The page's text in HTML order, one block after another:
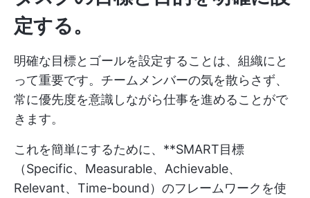
定する。
明確な目標とゴールを設定することは、組織にと
って重要です。チームメンバーの気を散らさず、
常に優先度を意識しながら仕事を進めることがで
きます。
これを簡単にするために、**SMART目標
（Specific、Measurable、Achievable、
Relevant、Time-bound）のフレームワークを使